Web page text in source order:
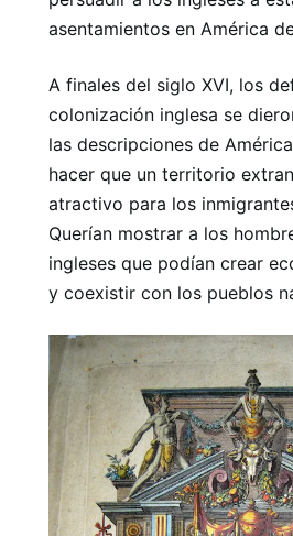
asentamientos en América
A finales del siglo XVI, los
colonización inglesa se
las descripciones de
hacer que un territorio
atractivo para los
Querían mostrar a los
ingleses que podían crear
y coexistir con los pueblos